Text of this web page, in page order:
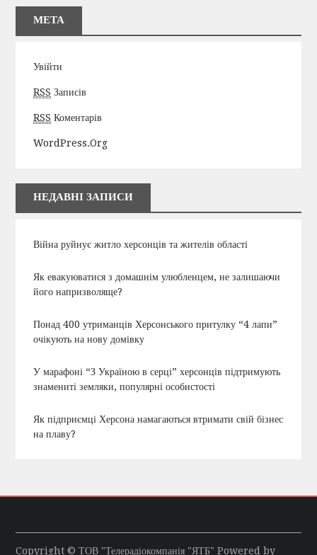
МЕТА
Увійти
RSS Записів
RSS Коментарів
WordPress.org
НЕДАВНІ ЗАПИСИ
Війна руйнує житло херсонців та жителів області
Як евакуюватися з домашнім улюбленцем, не залишаючи
його напризволяще?
Понад 400 утриманців Херсонського притулку “4 лапи”
очікують на нову домівку
У марафоні “З Україною в серці” херсонців підтримують
знамениті земляки, популярні особистості
Як підприємці Херсона намагаються втримати свій бізнес
на плаву?
Copyright © ТОВ "Телерадіокомпанія "ЯТБ" Powered by